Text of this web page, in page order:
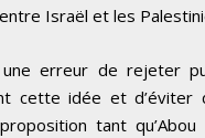
Israël et les
erreur de rejeter
cette idée et d’éviter
tant